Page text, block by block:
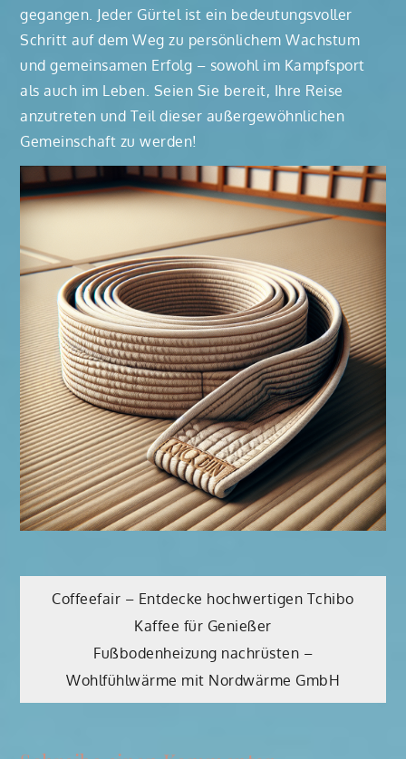
gegangen. Jeder Gürtel ist ein bedeutungsvoller
Schritt auf dem Weg zu persönlichem Wachstum
und gemeinsamen Erfolg – sowohl im Kampfsport
als auch im Leben. Seien Sie bereit, Ihre Reise
anzutreten und Teil dieser außergewöhnlichen
Gemeinschaft zu werden!
Beitragsnavigation
Coffeefair – Entdecke hochwertigen Tchibo
Kaffee für Genießer
Fußbodenheizung nachrüsten –
Wohlfühlwärme mit Nordwärme GmbH